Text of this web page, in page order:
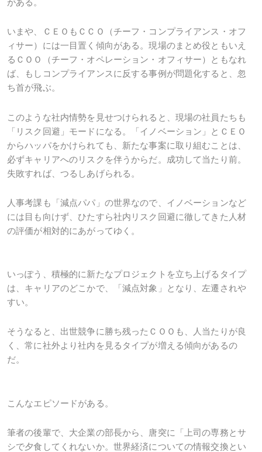
がある。
いまや、ＣＥＯもＣＣＯ（チーフ・コンプライアンス・オフ
ィサー）には一目置く傾向がある。現場のまとめ役ともいえ
るＣＯＯ（チーフ・オペレーション・オフィサー）ともなれ
ば、もしコンプライアンスに反する事例が問題化すると、忽
ち首が飛ぶ。
このような社内情勢を見せつけられると、現場の社員たちも
「リスク回避」モードになる。「イノベーション」とＣＥＯ
からハッパをかけられても、新たな事案に取り組むことは、
必ずキャリアへのリスクを伴うからだ。成功して当たり前。
失敗すれば、つるしあげられる。
人事考課も「減点パパ」の世界なので、イノベーションなど
には目も向けず、ひたすら社内リスク回避に徹してきた人材
の評価が相対的にあがってゆく。
いっぽう、積極的に新たなプロジェクトを立ち上げるタイプ
は、キャリアのどこかで、「減点対象」となり、左遷されや
すい。
そうなると、出世競争に勝ち残ったＣＯＯも、人当たりが良
く、常に社外より社内を見るタイプが増える傾向があるの
だ。
こんなエピソードがある。
筆者の後輩で、大企業の部長から、唐突に「上司の専務とサ
シで夕食してくれないか。世界経済についての情報交換とい